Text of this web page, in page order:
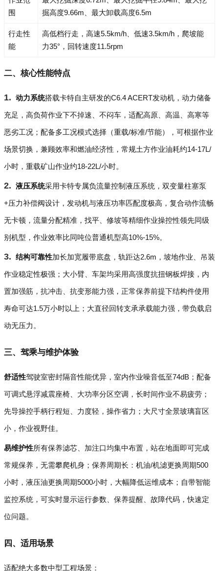
围
掘高度9.66m、最大卸载高度6.5m
行走性
能
高低档行走，高速5.5km/h、低速3.5km/h，爬坡能
力35°，回转速度11.5rpm
二、核心性能特点
动力系统搭载卡特自主研发的C6.4 ACERT发动机，动力储备
充足，高负荷作业下不掉速、不闷车，适配高原、高温、高寒等
恶劣工况；配备多工况模式选择（重载/标准/节能），可根据作业
场景切换，兼顾效率和燃油经济性，常规土方作业油耗约14-17L/
小时，重载矿山作业约18-22L/小时。
液压系统采用卡特专属负流量控制液压系统，双变量柱塞泵
+压力补偿阀设计，发动机与液压功率匹配度极高，复合动作流畅
无卡顿，流量分配精准，找平、修坡等精细作业操控性领先同级
别机型，作业效率比同吨位普通机型高10%-15%。
结构可靠性加长加宽履带底盘，轨距达2.6m，坡地作业、吊装
作业稳定性极强；大小臂、车架均采用高强度抗扭钢板焊接，内
置加强筋，抗冲击、抗变形能力强，正常保养前提下结构件使用
寿命可达1.5万小时以上；大直径回转支承承载能力强，带负载启
动无压力。
三、驾乘与维护体验
舒适性驾驶室密封隔音性能优异，室内作业噪音低至74dB；配备
可调式悬浮减震座椅、大功率分区空调，长时间作业不易疲劳；
先导操控手柄行程短、力度轻，操作省力；大尺寸全景玻璃盲区
小，作业视野佳。
易维护性所有保养滤芯、加注口均集中布置，站在地面即可完成
常规保养，无需攀爬机身；保养周期长：机油/机滤更换周期500
小时，液压油更换周期5000小时，大幅降低运维成本；自带智能
监控系统，可实时显示运行参数、保养提醒、故障代码，快速定
位问题。
四、适用场景
适配绝大多数中型工程场景：